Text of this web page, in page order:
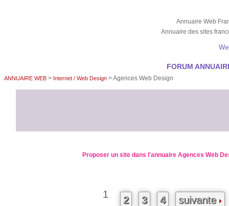
Annuaire Web
Annuaire des sites
FORUM
ANNUAIRE WEB > Internet / Web Design > Agences Web Design
Proposer un site dans l'annuaire Agences Web
1 2 3 4
suivante